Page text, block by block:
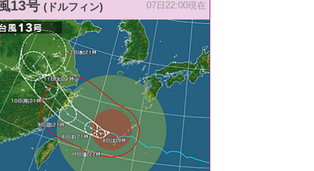
13号 (ドルフィン) 07日22:00現在